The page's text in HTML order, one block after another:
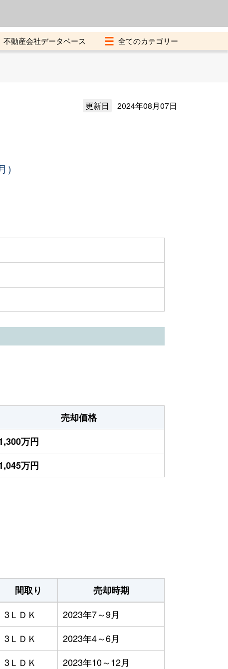
不動産会社データベース
更新日 2024年08月07日
売却価格
万円
万円
間取り
売却時期
3ＬＤＫ
2023年7～9月
3ＬＤＫ
2023年4～6月
3ＬＤＫ
2023年10～12月